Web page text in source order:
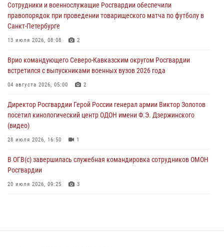
Кузбассе
08 августа 2026, 07:00
В Кабардино-Балкарии сотрудники Росгвардии провели турнир по
08 августа 2026, 07:00
В Москве росгвардейцы оказали помощь медикам и девушке с
08 августа 2026, 06:32 1
Сотрудники и военнослужащие Росгвардии обеспечили
правопорядок при проведении товарищеского матча по футболу в
Санкт-Петербурге
13 июля 2026, 08:08 2
Врио командующего Северо-Кавказским округом Росгвардии
встретился с выпускниками военных вузов 2026 года
04 августа 2026, 05:00 2
Директор Росгвардии Герой России генерал армии Виктор Золотов
посетил кинологический центр ОДОН имени Ф.Э. Дзержинского
(видео)
28 июля 2026, 16:50 1
В ОГВ(с) завершилась служебная командировка сотрудников ОМОН
Росгвардии
20 июля 2026, 09:25 3